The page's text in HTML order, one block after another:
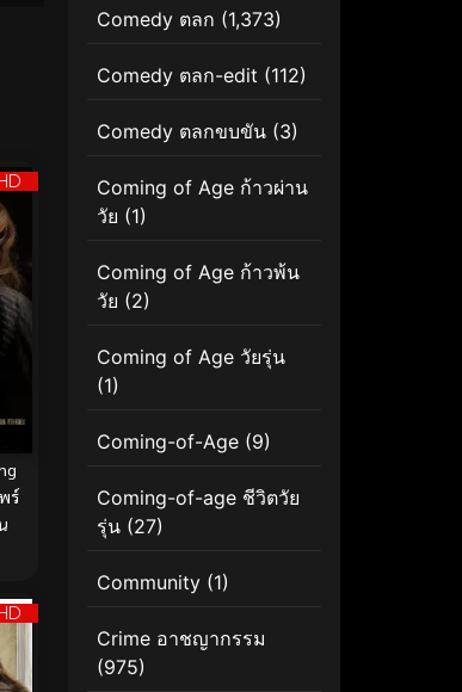
ร์
Comedy ตลก (1,373)
Comedy ตลก-edit (112)
Comedy ตลกขบขัน (3)
Coming of Age ก้าวผ่าน
วัย (1)
Coming of Age ก้าวพ้น
วัย (2)
Coming of Age วัยรุ่น
(1)
Coming-of-Age (9)
Coming-of-age ชีวิตวัย
รุ่น (27)
Community (1)
Crime อาชญากรรม
(975)